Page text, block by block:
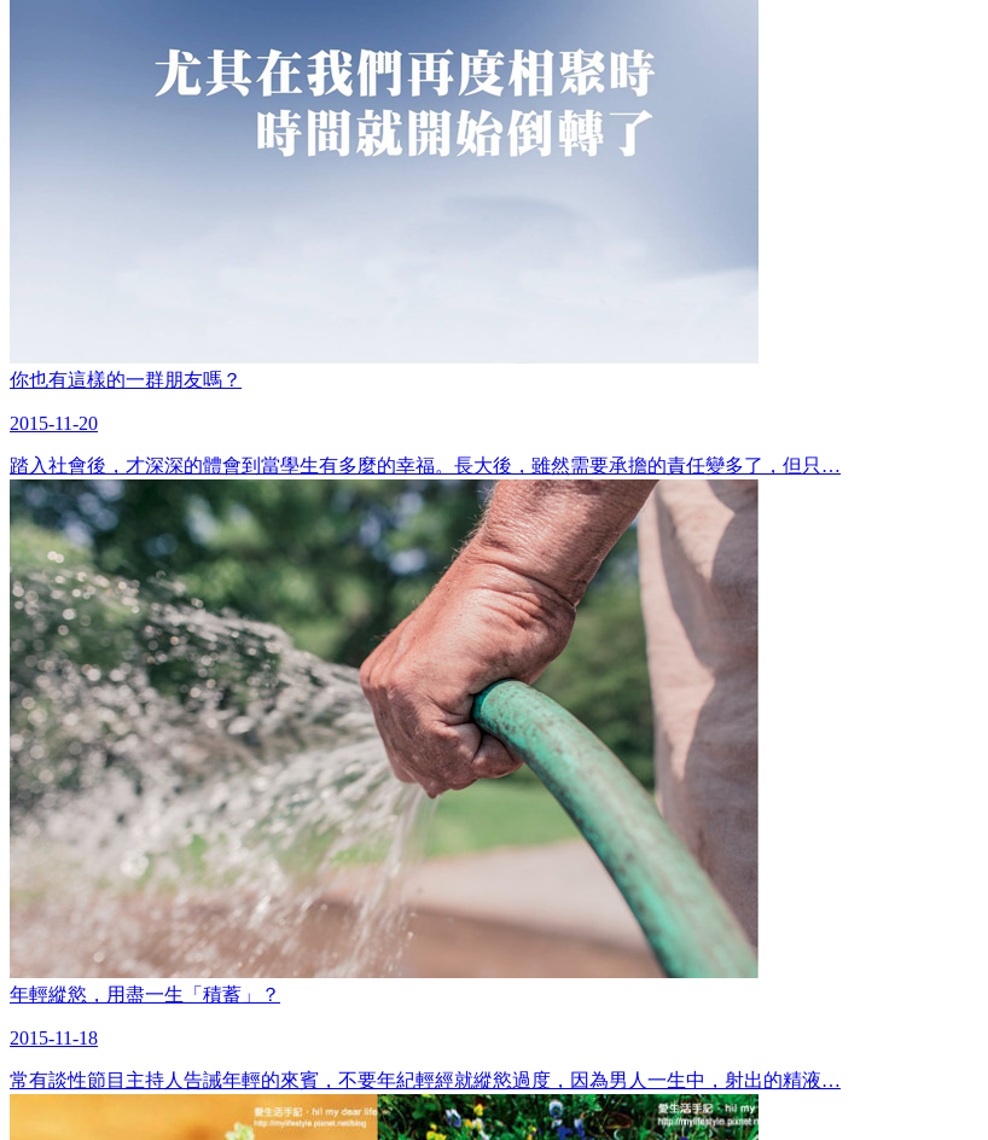
你也有這樣的一群朋友嗎？
2015-11-20
踏入社會後，才深深的體會到當學生有多麼的幸福。長大後，雖然需要承擔的責任變多了，但只…
年輕縱慾，用盡一生「積蓄」？
2015-11-18
常有談性節目主持人告誡年輕的來賓，不要年紀輕經就縱慾過度，因為男人一生中，射出的精液…